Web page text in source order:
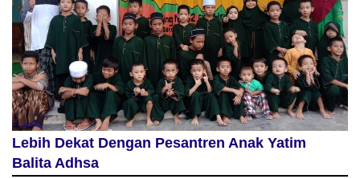
Lebih Dekat Dengan Pesantren Anak Yatim
Balita Adhsa